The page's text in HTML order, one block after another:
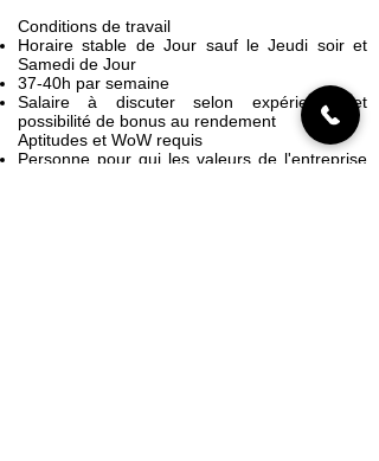
Conditions de travail
Horaire stable de Jour sauf le Jeudi soir et
Samedi de Jour
37-40h par semaine
Salaire à discuter selon expérience et
possibilité de bonus au rendement
Aptitudes et WoW requis
Personne pour qui les valeurs de l'entreprise